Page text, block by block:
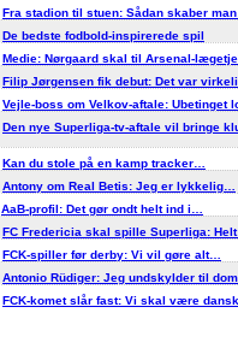
Fra stadion til stuen: Sådan skaber
De bedste fodbold-inspirerede spil
Medie: Nørgaard skal til Arsenal-
Filip Jørgensen fik debut: Det var
Vejle-boss om Velkov-aftale: Ubetinget
Den nye Superliga-tv-aftale vil bringe
Kan du stole på en kamp tracker…
Antony om Real Betis: Jeg er lykkelig…
AaB-profil: Det gør ondt helt ind i…
FC Fredericia skal spille Superliga:
FCK-spiller før derby: Vi vil gøre alt…
Antonio Rüdiger: Jeg undskylder til
FCK-komet slår fast: Vi skal være